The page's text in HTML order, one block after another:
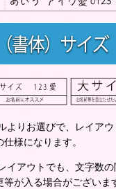
よりお選びで、レイア
様になります。
イアウトでも、文字数の
が入る場合がございま